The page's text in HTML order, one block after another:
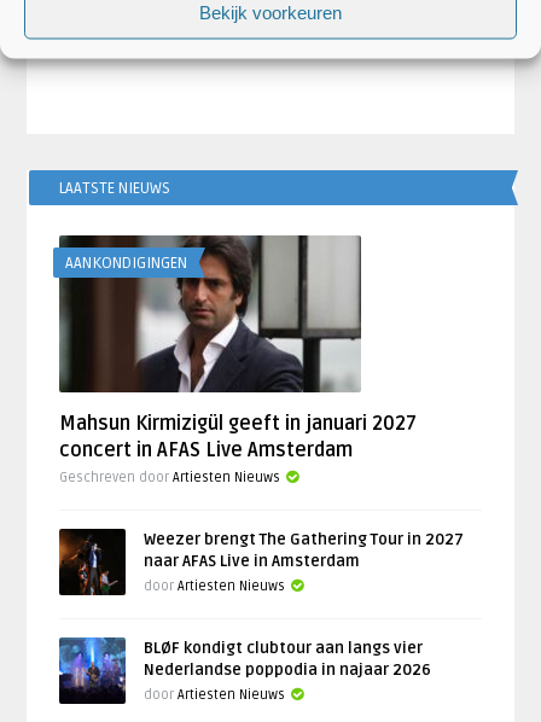
Bekijk voorkeuren
LAATSTE NIEUWS
AANKONDIGINGEN
Mahsun Kirmizigül geeft in januari 2027
concert in AFAS Live Amsterdam
Geschreven doorArtiesten Nieuws
Weezer brengt The Gathering Tour in 2027
naar AFAS Live in Amsterdam
doorArtiesten Nieuws
BLØF kondigt clubtour aan langs vier
Nederlandse poppodia in najaar 2026
doorArtiesten Nieuws